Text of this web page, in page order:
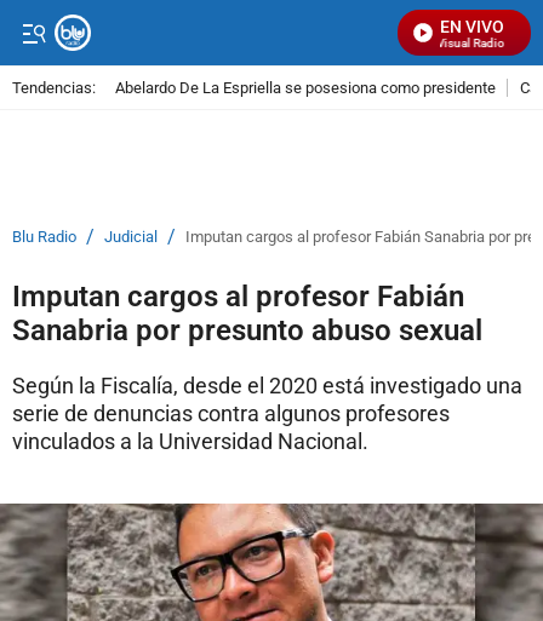
EN VIVO
Señal Visual Radio
Tendencias: Abelardo De La Espriella se posesiona como presidente
Blu Radio / Judicial / Imputan cargos al profesor Fabián Sanabria por
Imputan cargos al profesor Fabián
Sanabria por presunto abuso sexual
Según la Fiscalía, desde el 2020 está investigado una
serie de denuncias contra algunos profesores
vinculados a la Universidad Nacional.